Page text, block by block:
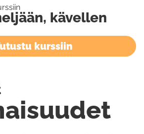
kävellen
kurssiin